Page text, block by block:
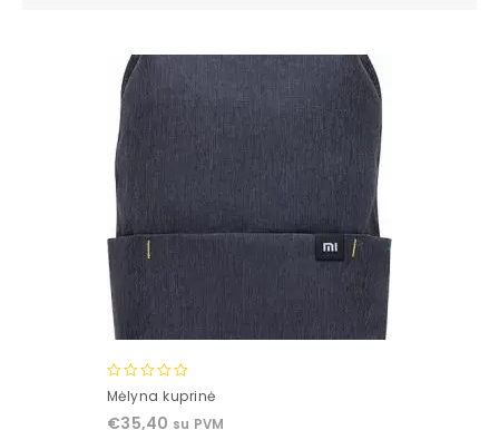
0
Mėlyna kuprinė
€35,40 su PVM